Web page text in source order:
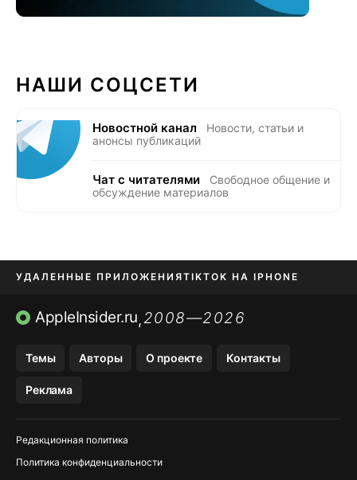
НАШИ СОЦСЕТИ
Новостной канал
Новости, статьи и
анонсы публикаций
Чат с читателями
Свободное общение и
обсуждение материалов
УДАЛЕННЫЕ ПРИЛОЖЕНИЯTIKTOK НА IPHONE
ПРИЛОЖЕНИЯ БЕЗ APP STORE
AppleInsider.ru,2008—2026
Темы Авторы О проекте Контакты
Реклама
Редакционная политика
Политика конфиденциальности